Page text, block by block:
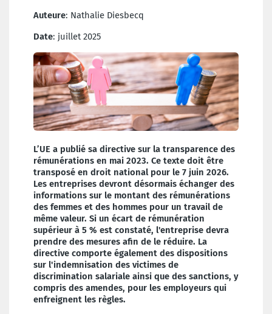
Auteure: Nathalie Diesbecq
Date: juillet 2025
L’UE a publié sa directive sur la transparence des
rémunérations en mai 2023. Ce texte doit être
transposé en droit national pour le 7 juin 2026.
Les entreprises devront désormais échanger des
informations sur le montant des rémunérations
des femmes et des hommes pour un travail de
même valeur. Si un écart de rémunération
supérieur à 5 % est constaté, l'entreprise devra
prendre des mesures afin de le réduire. La
directive comporte également des dispositions
sur l'indemnisation des victimes de
discrimination salariale ainsi que des sanctions, y
compris des amendes, pour les employeurs qui
enfreignent les règles.